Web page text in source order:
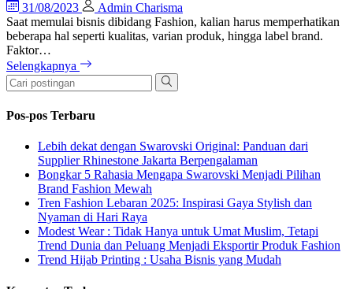
31/08/2023
Admin Charisma
Saat memulai bisnis dibidang Fashion, kalian harus memperhatikan
beberapa hal seperti kualitas, varian produk, hingga label brand.
Faktor…
Selengkapnya
Pos-pos Terbaru
Lebih dekat dengan Swarovski Original: Panduan dari
Supplier Rhinestone Jakarta Berpengalaman
Bongkar 5 Rahasia Mengapa Swarovski Menjadi Pilihan
Brand Fashion Mewah
Tren Fashion Lebaran 2025: Inspirasi Gaya Stylish dan
Nyaman di Hari Raya
Modest Wear : Tidak Hanya untuk Umat Muslim, Tetapi
Trend Dunia dan Peluang Menjadi Eksportir Produk Fashion
Trend Hijab Printing : Usaha Bisnis yang Mudah